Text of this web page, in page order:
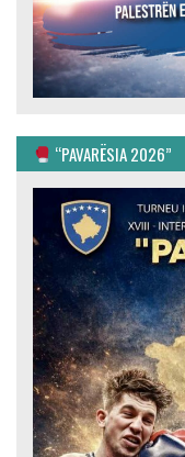
“PAVARËSIA 2026”